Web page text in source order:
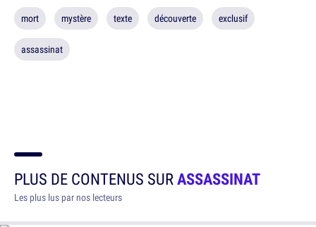
mort mystère texte découverte exclusif
assassinat
PLUS DE CONTENUS SURASSASSINAT
Les plus lus par nos lecteurs